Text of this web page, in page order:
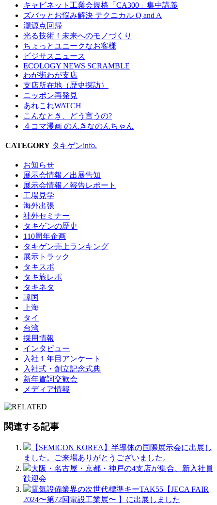
キャビネット工業会規格「CA300」集中講義
ズバッとお悩み解決 テクニカル Q and A
瀧源点回帰
光る技術！未来へのモノづくり
ちょっとユニークなお客様
ビジサスニュース
ECOLOGY NEWS SCRAMBLE
わが街わが支店
支店所在地（歴史探訪）
ニッポン再発見
あれこれWATCH
こんなとき、どう言うの?
４コマ漫画 のんきなのんちゃん
CATEGORY タキゲンinfo.
お知らせ
展示会情報／出展告知
展示会情報／報告レポート
工場見学
海外出張
社外セミナー
タキゲンの歴史
110周年企画
タキゲン売上ランキング
展示トラック
タキスポ
タキ旅レポ
タキネタ
韓国
上海
タイ
台湾
採用情報
インタビュー
入社１年目アンケート
入社式・創立記念式典
新年賀詞交歓会
メディア情報
関連する記事
【SEMICON KOREA】半導体の国際展示会に出展し
ました。ご来場ありがとうございました。
大阪・名古屋・京都・神戸の4支店が集合、新入社員
歓迎会
電気設備業界の次世代標準キーTAK55【JECA FAIR
2024〜第72回電設工業展〜 】に出展しました